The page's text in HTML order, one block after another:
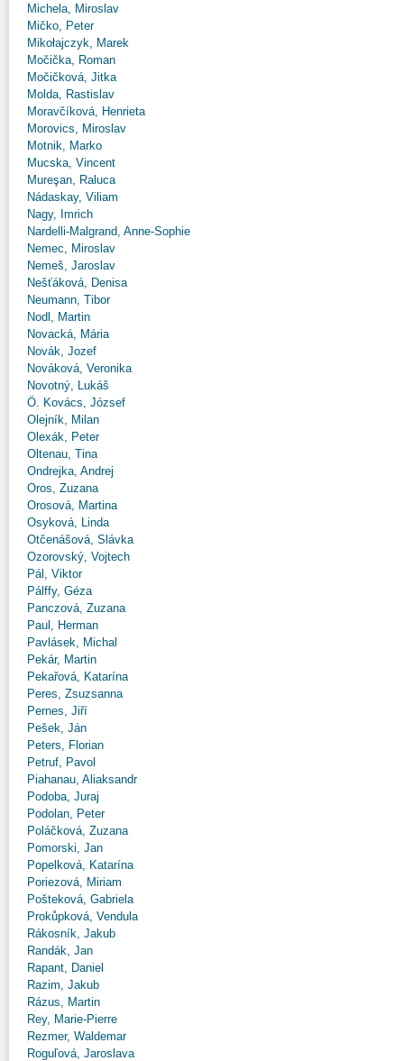
Michela, Miroslav
Mičko, Peter
Mikołajczyk, Marek
Močička, Roman
Močičková, Jitka
Molda, Rastislav
Moravčíková, Henrieta
Morovics, Miroslav
Motnik, Marko
Mucska, Vincent
Mureşan, Raluca
Nádaskay, Viliam
Nagy, Imrich
Nardelli-Malgrand, Anne-Sophie
Nemec, Miroslav
Nemeš, Jaroslav
Nešťáková, Denisa
Neumann, Tibor
Nodl, Martin
Novacká, Mária
Novák, Jozef
Nováková, Veronika
Novotný, Lukáš
Ö. Kovács, József
Olejník, Milan
Olexák, Peter
Oltenau, Tina
Ondrejka, Andrej
Oros, Zuzana
Orosová, Martina
Osyková, Linda
Otčenášová, Slávka
Ozorovský, Vojtech
Pál, Viktor
Pálffy, Géza
Panczová, Zuzana
Paul, Herman
Pavlásek, Michal
Pekár, Martin
Pekařová, Katarína
Peres, Zsuzsanna
Pernes, Jiří
Pešek, Ján
Peters, Florian
Petruf, Pavol
Piahanau, Aliaksandr
Podoba, Juraj
Podolan, Peter
Poláčková, Zuzana
Pomorski, Jan
Popelková, Katarína
Poriezová, Miriam
Pošteková, Gabriela
Prokůpková, Vendula
Rákosník, Jakub
Randák, Jan
Rapant, Daniel
Razim, Jakub
Rázus, Martin
Rey, Marie-Pierre
Rezmer, Waldemar
Roguľová, Jaroslava